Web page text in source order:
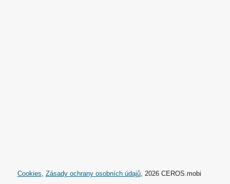
Cookies, Zásady ochrany osobních údajů, 2026 CEROS.mobi